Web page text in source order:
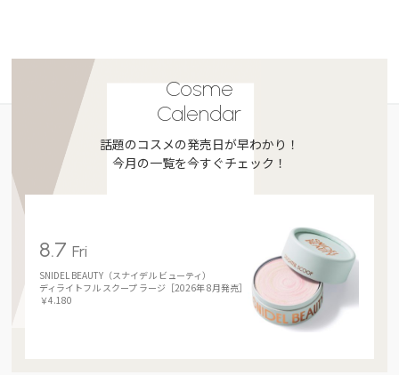
Cosme
Calendar
話題のコスメの発売日が早わかり！
今月の一覧を今すぐチェック！
8.7Fri
SNIDEL BEAUTY（スナイデル ビューティ）
ディライトフル スクープ ラージ［2026年 8月発売］
￥4.180